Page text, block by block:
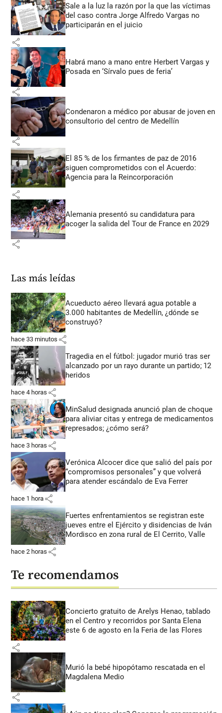
Sale a la luz la razón por la que las víctimas
del caso contra Jorge Alfredo Vargas no
participarán en el juicio
share
Habrá mano a mano entre Herbert Vargas y
Posada en ‘Sírvalo pues de feria’
share
Condenaron a médico por abusar de joven en
consultorio del centro de Medellín
share
El 85 % de los firmantes de paz de 2016
siguen comprometidos con el Acuerdo:
Agencia para la Reincorporación
share
Alemania presentó su candidatura para
acoger la salida del Tour de France en 2029
share
Las más leídas
Acueducto aéreo llevará agua potable a
3.000 habitantes de Medellín, ¿dónde se
construyó?
hace 33 minutos share
Tragedia en el fútbol: jugador murió tras ser
alcanzado por un rayo durante un partido; 12
heridos
hace 4 horas share
MinSalud designada anunció plan de choque
para aliviar citas y entrega de medicamentos
represados; ¿cómo será?
hace 3 horas share
Verónica Alcocer dice que salió del país por
“compromisos personales” y que volverá
para atender escándalo de Eva Ferrer
hace 1 hora share
Fuertes enfrentamientos se registran este
jueves entre el Ejército y disidencias de Iván
Mordisco en zona rural de El Cerrito, Valle
hace 2 horas share
Te recomendamos
Concierto gratuito de Arelys Henao, tablado
en el Centro y recorridos por Santa Elena
este 6 de agosto en la Feria de las Flores
share
Murió la bebé hipopótamo rescatada en el
Magdalena Medio
share